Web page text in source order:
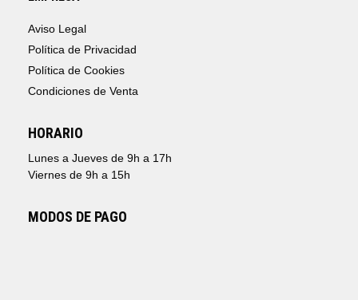
Aviso Legal
Política de Privacidad
Política de Cookies
Condiciones de Venta
HORARIO
Lunes a Jueves de 9h a 17h
Viernes de 9h a 15h
MODOS DE PAGO